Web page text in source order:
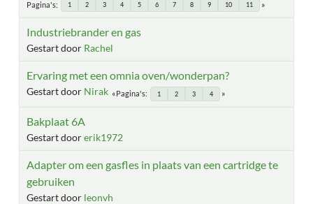
Pagina's 1 2 3 4 5 6 7 8 9 10 11
Industriebrander en gas
Gestart door Rachel
Ervaring met een omnia oven/wonderpan?
Gestart door Nirak Pagina's 1 2 3 4
Bakplaat 6A
Gestart doorerik1972
Adapter om een gasfles in plaats van een cartridge te
gebruiken
Gestart door leonvh